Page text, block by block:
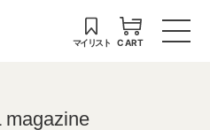
マイリスト CART
magazine